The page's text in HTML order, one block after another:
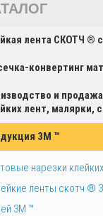
лента СКОТЧ ®
конвертинг
и
лент, малярки,
3M ™
нарезки
ленты скотч ®
3М ™